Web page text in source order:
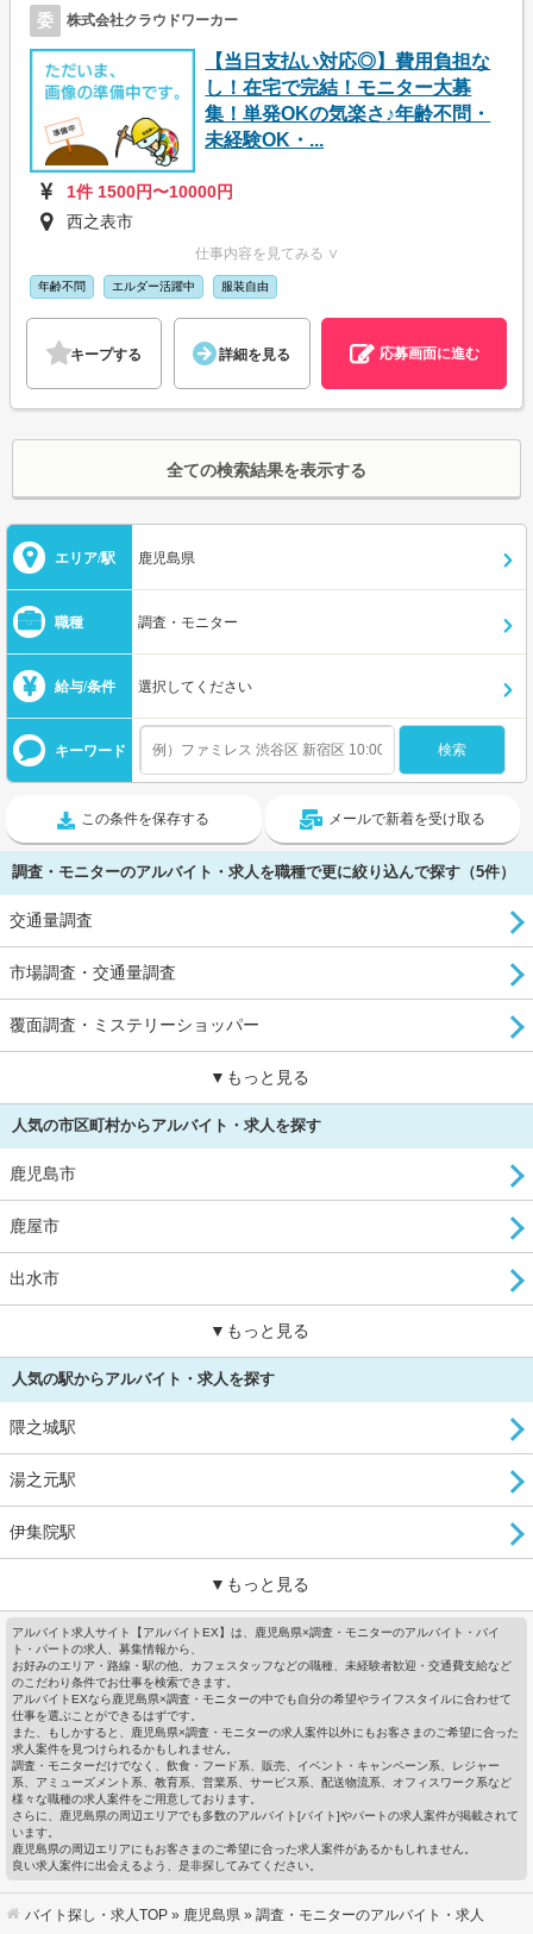
委 株式会社クラウドワーカー
【当日支払い対応◎】費用負担な
し！在宅で完結！モニター大募
集！単発OKの気楽さ♪年齢不問・
未経験OK・...
1件 1500円〜10000円
西之表市
仕事内容を見てみる ∨
年齢不問 エルダー活躍中 服装自由
キープする 詳細を見る 応募画面に進む
全ての検索結果を表示する
エリア/駅 鹿児島県
職種 調査・モニター
給与/条件 選択してください
キーワード
この条件を保存する メールで新着を受け取る
調査・モニターのアルバイト・求人を職種で更に絞り込んで探す（5件）
交通量調査
市場調査・交通量調査
覆面調査・ミステリーショッパー
▼もっと見る
人気の市区町村からアルバイト・求人を探す
鹿児島市
鹿屋市
出水市
▼もっと見る
人気の駅からアルバイト・求人を探す
隈之城駅
湯之元駅
伊集院駅
▼もっと見る
アルバイト求人サイト【アルバイトEX】は、鹿児島県×調査・モニターのアルバイト・バイ
ト・パートの求人、募集情報から、
お好みのエリア・路線・駅の他、カフェスタッフなどの職種、未経験者歓迎・交通費支給など
のこだわり条件でお仕事を検索できます。
アルバイトEXなら鹿児島県×調査・モニターの中でも自分の希望やライフスタイルに合わせて
仕事を選ぶことができるはずです。
また、もしかすると、鹿児島県×調査・モニターの求人案件以外にもお客さまのご希望に合った
求人案件を見つけられるかもしれません。
調査・モニターだけでなく、飲食・フード系、販売、イベント・キャンペーン系、レジャー
系、アミューズメント系、教育系、営業系、サービス系、配送物流系、オフィスワーク系など
様々な職種の求人案件をご用意しております。
さらに、鹿児島県の周辺エリアでも多数のアルバイト[バイト]やパートの求人案件が掲載されて
います。
鹿児島県の周辺エリアにもお客さまのご希望に合った求人案件があるかもしれません。
良い求人案件に出会えるよう、是非探してみてください。
バイト探し・求人TOP » 鹿児島県 » 調査・モニターのアルバイト・求人